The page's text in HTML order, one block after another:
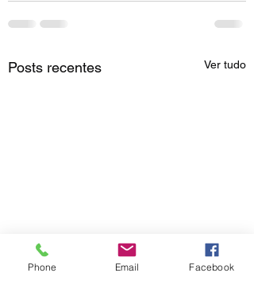
Posts recentes Ver tudo
Phone Email Facebook